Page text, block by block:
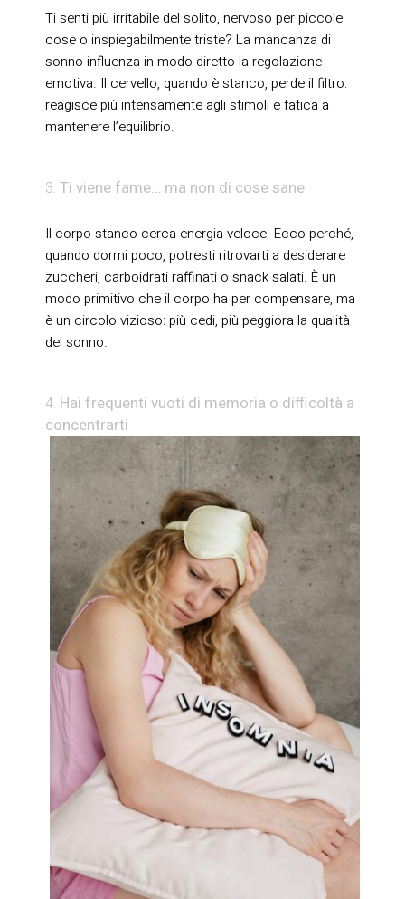
Ti senti più irritabile del solito, nervoso per piccole
cose o inspiegabilmente triste? La mancanza di
sonno influenza in modo diretto la regolazione
emotiva. Il cervello, quando è stanco, perde il filtro:
reagisce più intensamente agli stimoli e fatica a
mantenere l’equilibrio.
Ti viene fame… ma non di cose sane
Il corpo stanco cerca energia veloce. Ecco perché,
quando dormi poco, potresti ritrovarti a desiderare
zuccheri, carboidrati raffinati o snack salati. È un
modo primitivo che il corpo ha per compensare, ma
è un circolo vizioso: più cedi, più peggiora la qualità
del sonno.
Hai frequenti vuoti di memoria o difficoltà a
concentrarti